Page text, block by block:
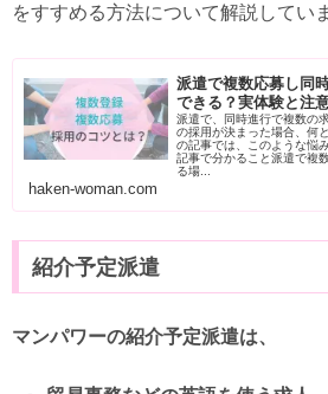
をすすめる方法について解説してい
派遣で複数応募し同
できる？実体験と注
派遣で、同時進行で複数の
の採用が決まった場合、何
の記事では、このような悩
記事で分かること派遣で複
る場...
haken-woman.com
紹介予定派遣
マンパワーの紹介予定派遣は、